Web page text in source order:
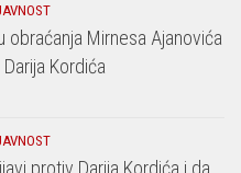
Mirnesa Ajanovića
Kordića
protiv Darija Kordića i da